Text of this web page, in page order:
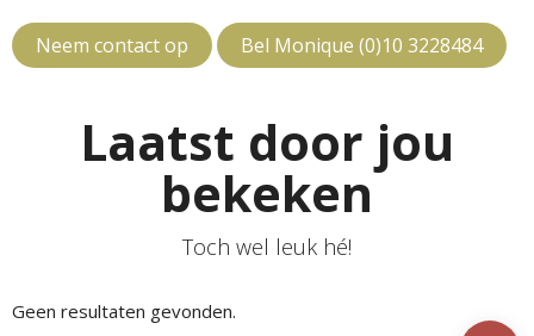
Neem contact op Bel Monique (0)10 3228484
Laatst door jou
bekeken
Toch wel leuk hé!
Geen resultaten gevonden.